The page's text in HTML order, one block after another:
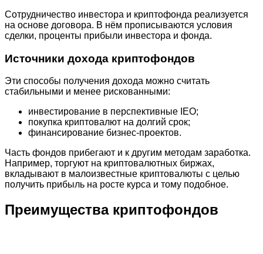
Сотрудничество инвестора и криптофонда реализуется
на основе договора. В нём прописываются условия
сделки, проценты прибыли инвестора и фонда.
Источники дохода криптофондов
Эти способы получения дохода можно считать
стабильными и менее рискованными:
инвестирование в перспективные IEO;
покупка криптовалют на долгий срок;
финансирование бизнес-проектов.
Часть фондов прибегают и к другим методам заработка.
Например, торгуют на криптовалютных биржах,
вкладывают в малоизвестные криптовалюты с целью
получить прибыль на росте курса и тому подобное.
Преимущества криптофондов